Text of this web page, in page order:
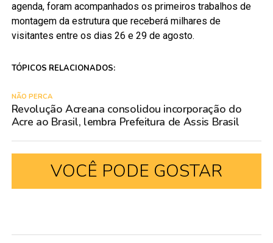
agenda, foram acompanhados os primeiros trabalhos de
montagem da estrutura que receberá milhares de
visitantes entre os dias 26 e 29 de agosto.
TÓPICOS RELACIONADOS:
NÃO PERCA
Revolução Acreana consolidou incorporação do
Acre ao Brasil, lembra Prefeitura de Assis Brasil
VOCÊ PODE GOSTAR